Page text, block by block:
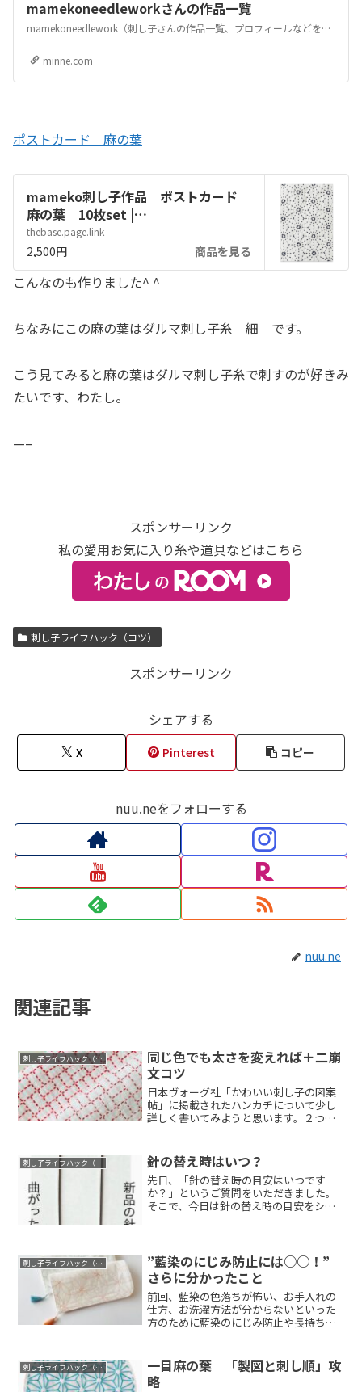
mamekoneedleworkさんの作品一覧
mamekoneedlework（刺し子さんの作品一覧、プロフィールなどをみることができます。ハンドメイドマーケット、手作り作品の通販・販売サイトとアプリ minne。アクセサリーやバッグ、雑貨など世界に1つだけのハンドメイド作品を販売している国内最大級のマーケットです。
minne.com
ポストカード 麻の葉
mameko刺し子作品 ポストカード
麻の葉 10枚set |
mamekoneedlework powered by
BASE
thebase.page.link
2,500円 商品を見る
こんなのも作りました^ ^
ちなみにこの麻の葉はダルマ刺し子糸 細 です。
こう見てみると麻の葉はダルマ刺し子糸で刺すのが好きみ
たいです、わたし。
—–
スポンサーリンク
私の愛用お気に入り糸や道具などはこちら
刺し子ライフハック（コツ）
スポンサーリンク
シェアする
X Pinterest コピー
nuu.neをフォローする
nuu.ne
関連記事
刺し子ライフハック（コツ）
同じ色でも太さを変えれば＋二崩
文コツ
日本ヴォーグ社「かわいい刺し子の図案
帖」に掲載されたハンカチについて少し
詳しく書いてみようと思います。２つの
刺し子ライフハック（コツ） 針の替え時はいつ？
先日、「針の替え時の目安はいつです
か？」というご質問をいただきました。
そこで、今日は針の替え時の目安をシェ
刺し子ライフハック（コツ）
”藍染のにじみ防止には○○！”
さらに分かったこと
前回、藍染の色落ちが怖い、お手入れの
仕方、お洗濯方法が分からないといった
方のために藍染のにじみ防止や長持ちさ
刺し子ライフハック（コツ）
一目麻の葉 「製図と刺し順」攻
略